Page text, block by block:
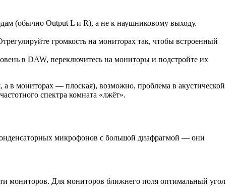
(обычно Output L и R), а не к наушниковому выходу.
громкость на мониторах так, чтобы встроенный
в DAW, переключитесь на мониторы и подстройте их
в мониторах — плоская), возможно, проблема в акустической
спектра комната «лжёт».
микрофонов с большой диафрагмой — они
мониторов. Для мониторов ближнего поля оптимальный угол